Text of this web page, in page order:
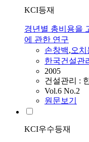
KCI등재
경년별 총비용을
에 관한 연구
손창백,오치
한국건설관
2005
건설관리 :
Vol.6 No.2
원문보기
KCI우수등재